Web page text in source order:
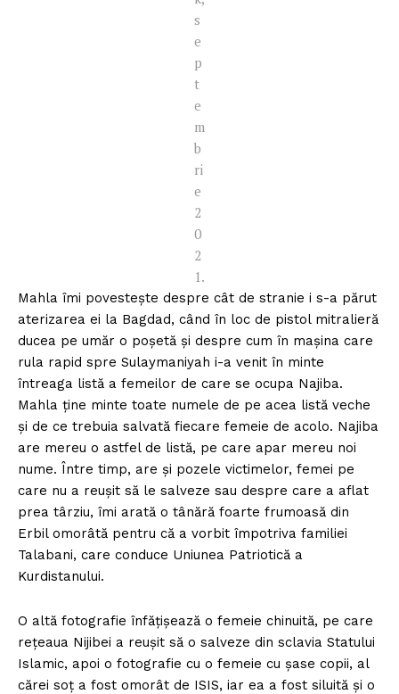
s
e
p
t
e
m
b
ri
e
2
0
2
1.
Mahla îmi povestește despre cât de stranie i s-a părut
aterizarea ei la Bagdad, când în loc de pistol mitralieră
ducea pe umăr o poșetă și despre cum în mașina care
rula rapid spre Sulaymaniyah i-a venit în minte
întreaga listă a femeilor de care se ocupa Najiba.
Mahla ține minte toate numele de pe acea listă veche
și de ce trebuia salvată fiecare femeie de acolo. Najiba
are mereu o astfel de listă, pe care apar mereu noi
nume. Între timp, are și pozele victimelor, femei pe
care nu a reușit să le salveze sau despre care a aflat
prea târziu, îmi arată o tânără foarte frumoasă din
Erbil omorâtă pentru că a vorbit împotriva familiei
Talabani, care conduce Uniunea Patriotică a
Kurdistanului.
O altă fotografie înfățișează o femeie chinuită, pe care
rețeaua Nijibei a reușit să o salveze din sclavia Statului
Islamic, apoi o fotografie cu o femeie cu șase copii, al
cărei soț a fost omorât de ISIS, iar ea a fost siluită și o